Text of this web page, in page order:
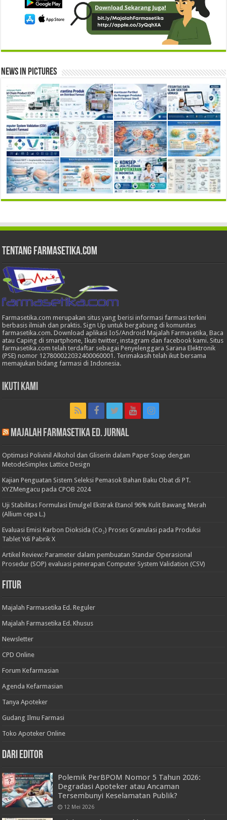
News in Pictures
Tentang Farmasetika.com
Farmasetika.com merupakan situs yang berisi informasi farmasi terkini
berbasis ilmiah dan praktis. Sign Up untuk bergabung di komunitas
farmasetika.com. Download aplikasi IoS/Android Majalah Farmasetika, Baca
atau Caping di smartphone, Ikuti twitter, instagram dan facebook kami. Situs
farmasetika.com telah terdaftar sebagai Penyelenggara Sarana Elektronik
(PSE) nomor 127800022032400060001. Terimakasih telah ikut bersama
memajukan bidang farmasi di Indonesia.
Ikuti Kami
Majalah Farmasetika Ed. Jurnal
Optimasi Polivinil Alkohol dan Gliserin dalam Paper Soap dengan
MetodeSimplex Lattice Design
Kajian Penguatan Sistem Seleksi Pemasok Bahan Baku Obat di PT.
XYZMengacu pada CPOB 2024
Uji Stabilitas Formulasi Emulgel Ekstrak Etanol 96% Kulit Bawang Merah
(Allium cepa L.)
Evaluasi Emisi Karbon Dioksida (Co₂) Proses Granulasi pada Produksi
Tablet Ydi Pabrik X
Artikel Review: Parameter dalam pembuatan Standar Operasional
Prosedur (SOP) evaluasi penerapan Computer System Validation (CSV)
Fitur
Majalah Farmasetika Ed. Reguler
Majalah Farmasetika Ed. Khusus
Newsletter
CPD Online
Forum Kefarmasian
Agenda Kefarmasian
Tanya Apoteker
Gudang Ilmu Farmasi
Toko Apoteker Online
Dari Editor
Polemik PerBPOM Nomor 5 Tahun 2026:
Degradasi Apoteker atau Ancaman
Tersembunyi Keselamatan Publik?
12 Mei 2026